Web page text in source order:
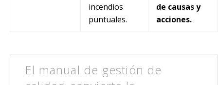
incendios
puntuales.
de causas y
acciones.
El manual de gestión de